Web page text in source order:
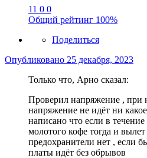
11 0 0
Общий рейтинг 100%
Поделиться
Опубликовано 25 декабря, 2023
Только что, Арно сказал:
Проверил напряжение , при
напряжение не идёт ни
написано что если в
молотого кофе тогда и
предохранители нет , если
платы идёт без обрывов